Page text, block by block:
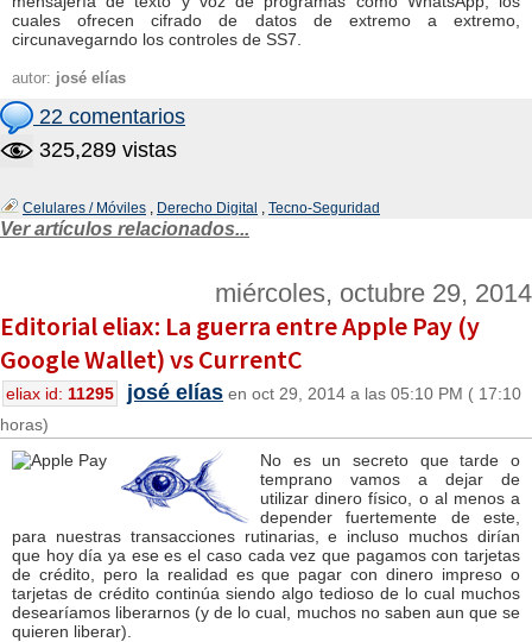
cuales ofrecen cifrado de datos de extremo a extremo,
circunavegarndo los controles de SS7.
autor: josé elías
22 comentarios
325,289 vistas
Celulares / Móviles , Derecho Digital , Tecno-Seguridad
Ver artículos relacionados...
miércoles, octubre 29, 2014
Editorial eliax: La guerra entre Apple Pay (y
Google Wallet) vs CurrentC
eliax id: 11295 josé elías en oct 29, 2014 a las 05:10 PM ( 17:10
horas)
No es un secreto que tarde o
temprano vamos a dejar de
utilizar dinero físico, o al menos a
depender fuertemente de este,
para nuestras transacciones rutinarias, e incluso muchos dirían
que hoy día ya ese es el caso cada vez que pagamos con tarjetas
de crédito, pero la realidad es que pagar con dinero impreso o
tarjetas de crédito continúa siendo algo tedioso de lo cual muchos
desearíamos liberarnos (y de lo cual, muchos no saben aun que se
quieren liberar).